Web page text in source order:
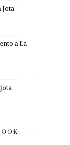
Jota
a La